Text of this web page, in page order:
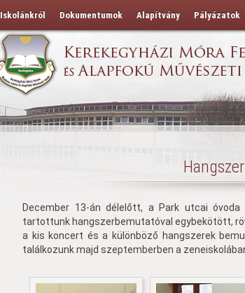
Iskolánkról Dokumentumok Alapítvány Pályázatok
December 13-án délelőtt, a Park utcai
tartottunk hangszerbemutatóval egybekötött,
a kis koncert és a különböző hangszerek
találkozunk majd szeptemberben a